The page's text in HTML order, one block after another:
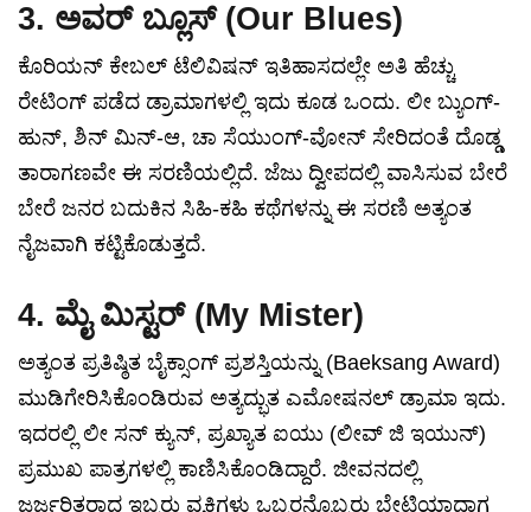
3. ಅವರ್ ಬ್ಲೂಸ್ (Our Blues)
ಕೊರಿಯನ್ ಕೇಬಲ್ ಟೆಲಿವಿಷನ್ ಇತಿಹಾಸದಲ್ಲೇ ಅತಿ ಹೆಚ್ಚು
ರೇಟಿಂಗ್ ಪಡೆದ ಡ್ರಾಮಾಗಳಲ್ಲಿ ಇದು ಕೂಡ ಒಂದು. ಲೀ ಬ್ಯುಂಗ್-
ಹುನ್, ಶಿನ್ ಮಿನ್-ಆ, ಚಾ ಸೆಯುಂಗ್-ವೋನ್ ಸೇರಿದಂತೆ ದೊಡ್ಡ
ತಾರಾಗಣವೇ ಈ ಸರಣಿಯಲ್ಲಿದೆ. ಜೆಜು ದ್ವೀಪದಲ್ಲಿ ವಾಸಿಸುವ ಬೇರೆ
ಬೇರೆ ಜನರ ಬದುಕಿನ ಸಿಹಿ-ಕಹಿ ಕಥೆಗಳನ್ನು ಈ ಸರಣಿ ಅತ್ಯಂತ
ನೈಜವಾಗಿ ಕಟ್ಟಿಕೊಡುತ್ತದೆ.
4. ಮೈ ಮಿಸ್ಟರ್ (My Mister)
ಅತ್ಯಂತ ಪ್ರತಿಷ್ಠಿತ ಬೈಕ್ಸಾಂಗ್ ಪ್ರಶಸ್ತಿಯನ್ನು (Baeksang Award)
ಮುಡಿಗೇರಿಸಿಕೊಂಡಿರುವ ಅತ್ಯದ್ಭುತ ಎಮೋಷನಲ್ ಡ್ರಾಮಾ ಇದು.
ಇದರಲ್ಲಿ ಲೀ ಸನ್ ಕ್ಯುನ್, ಪ್ರಖ್ಯಾತ ಐಯು (ಲೀವ್ ಜಿ ಇಯುನ್)
ಪ್ರಮುಖ ಪಾತ್ರಗಳಲ್ಲಿ ಕಾಣಿಸಿಕೊಂಡಿದ್ದಾರೆ. ಜೀವನದಲ್ಲಿ
ಜರ್ಜರಿತರಾದ ಇಬ್ಬರು ವ್ಯಕ್ತಿಗಳು ಒಬ್ಬರನ್ನೊಬ್ಬರು ಭೇಟಿಯಾದಾಗ